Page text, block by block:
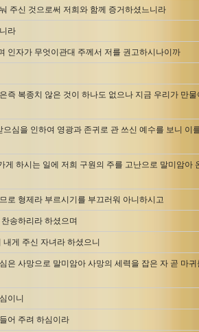
주신 것으로써 저희와 함께 증거하셨느니라
라
인자가 무엇이관대 주께서 저를 권고하시나이까
즉 복종치 않은 것이 하나도 없으나 지금 우리가 만물
심을 인하여 영광과 존귀로 관 쓰신 예수를 보니 이
하시는 일에 저희 구원의 주를 고난으로 말미암아
로 형제라 부르시기를 부끄러워 아니하시고
송하리라 하셨으며
게 주신 자녀라 하셨으니
은 사망으로 말미암아 사망의 세력을 잡은 자 곧 마
이니
어 주려 하심이라